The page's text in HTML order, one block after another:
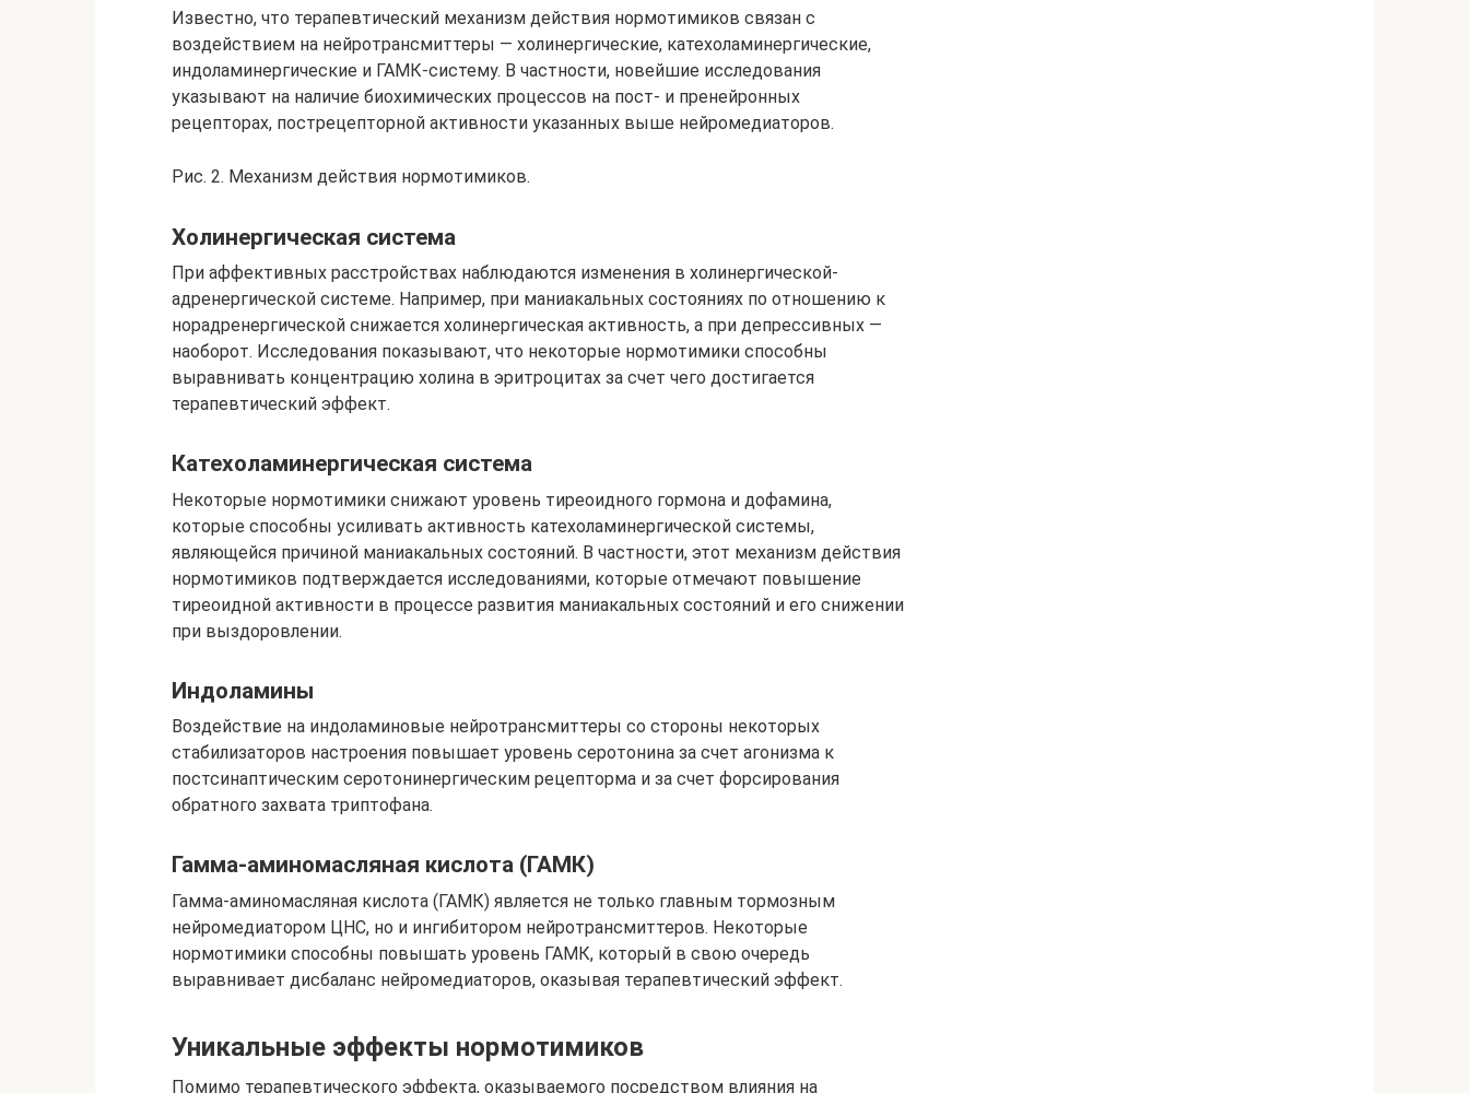
Известно, что терапевтический механизм действия нормотимиков связан с
воздействием на нейротрансмиттеры — холинергические, катехоламинергические,
индоламинергические и ГАМК-систему. В частности, новейшие исследования
указывают на наличие биохимических процессов на пост- и пренейронных
рецепторах, пострецепторной активности указанных выше нейромедиаторов.
Рис. 2. Механизм действия нормотимиков.
Холинергическая система
При аффективных расстройствах наблюдаются изменения в холинергической-
адренергической системе. Например, при маниакальных состояниях по отношению к
норадренергической снижается холинергическая активность, а при депрессивных —
наоборот. Исследования показывают, что некоторые нормотимики способны
выравнивать концентрацию холина в эритроцитах за счет чего достигается
терапевтический эффект.
Катехоламинергическая система
Некоторые нормотимики снижают уровень тиреоидного гормона и дофамина,
которые способны усиливать активность катехоламинергической системы,
являющейся причиной маниакальных состояний. В частности, этот механизм действия
нормотимиков подтверждается исследованиями, которые отмечают повышение
тиреоидной активности в процессе развития маниакальных состояний и его снижении
при выздоровлении.
Индоламины
Воздействие на индоламиновые нейротрансмиттеры со стороны некоторых
стабилизаторов настроения повышает уровень серотонина за счет агонизма к
постсинаптическим серотонинергическим рецепторма и за счет форсирования
обратного захвата триптофана.
Гамма-аминомасляная кислота (ГАМК)
Гамма-аминомасляная кислота (ГАМК) является не только главным тормозным
нейромедиатором ЦНС, но и ингибитором нейротрансмиттеров. Некоторые
нормотимики способны повышать уровень ГАМК, который в свою очередь
выравнивает дисбаланс нейромедиаторов, оказывая терапевтический эффект.
Уникальные эффекты нормотимиков
Помимо терапевтического эффекта, оказываемого посредством влияния на